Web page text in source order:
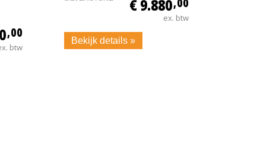
,00
btw
€ 9.880
ex. btw
Bekijk details »